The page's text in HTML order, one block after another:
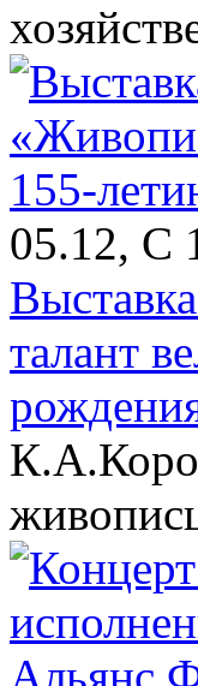
05.12, С
талант